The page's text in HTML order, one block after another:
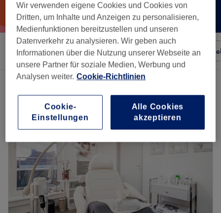
Sortieren nach Besonderheiten Salons
Ein Salon, der anbietet: extras kosmetik in Haarzopf, Essen
Wir verwenden eigene Cookies und Cookies von
Dritten, um Inhalte und Anzeigen zu personalisieren,
Medienfunktionen bereitzustellen und unseren
Datenverkehr zu analysieren. Wir geben auch
Informationen über die Nutzung unserer Webseite an
unsere Partner für soziale Medien, Werbung und
Analysen weiter. Cookie-Richtlinien
Cookie-
Einstellungen
Alle Cookies
akzeptieren